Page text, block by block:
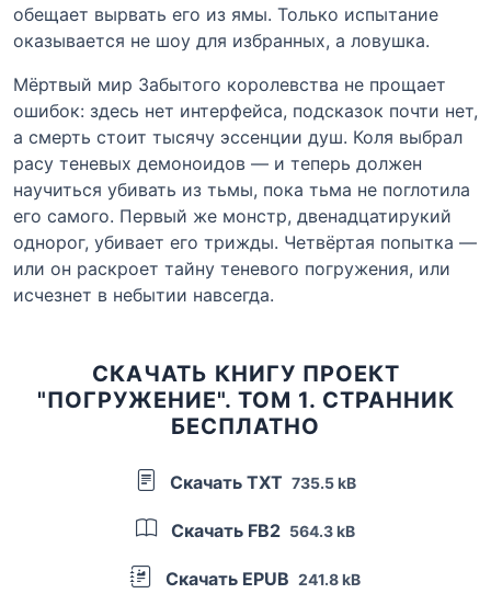
обещает вырвать его из ямы. Только испытание
оказывается не шоу для избранных, а ловушка.
Мёртвый мир Забытого королевства не прощает
ошибок: здесь нет интерфейса, подсказок почти нет,
а смерть стоит тысячу эссенции душ. Коля выбрал
расу теневых демоноидов — и теперь должен
научиться убивать из тьмы, пока тьма не поглотила
его самого. Первый же монстр, двенадцатирукий
однорог, убивает его трижды. Четвёртая попытка —
или он раскроет тайну теневого погружения, или
исчезнет в небытии навсегда.
СКАЧАТЬ КНИГУ ПРОЕКТ
"ПОГРУЖЕНИЕ". ТОМ 1. СТРАННИК
БЕСПЛАТНО
Скачать TXT 735.5 kB
Скачать FB2 564.3 kB
Скачать EPUB 241.8 kB